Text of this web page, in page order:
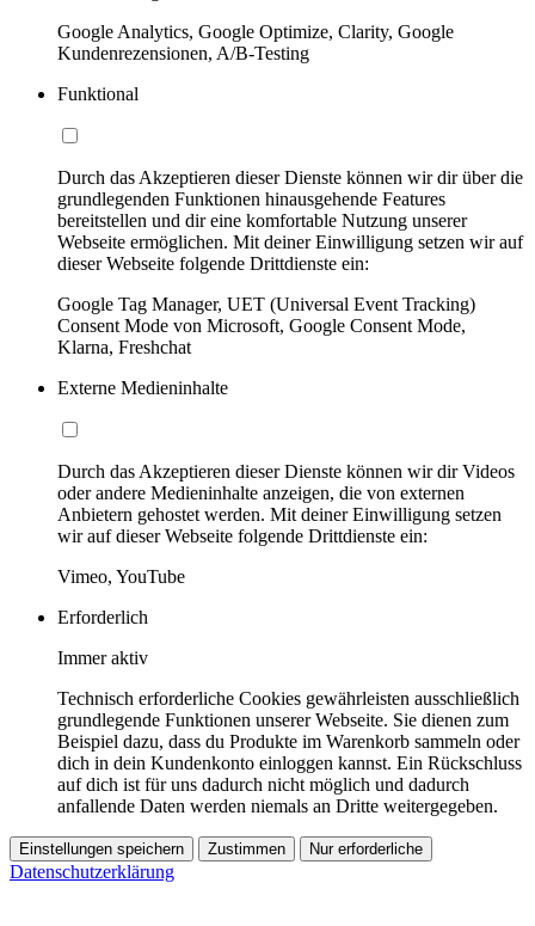
Google Analytics, Google Optimize, Clarity, Google
Kundenrezensionen, A/B-Testing
Funktional
Durch das Akzeptieren dieser Dienste können wir dir über die
grundlegenden Funktionen hinausgehende Features
bereitstellen und dir eine komfortable Nutzung unserer
Webseite ermöglichen. Mit deiner Einwilligung setzen wir auf
dieser Webseite folgende Drittdienste ein:
Google Tag Manager, UET (Universal Event Tracking)
Consent Mode von Microsoft, Google Consent Mode,
Klarna, Freshchat
Externe Medieninhalte
Durch das Akzeptieren dieser Dienste können wir dir Videos
oder andere Medieninhalte anzeigen, die von externen
Anbietern gehostet werden. Mit deiner Einwilligung setzen
wir auf dieser Webseite folgende Drittdienste ein:
Vimeo, YouTube
Erforderlich
Immer aktiv
Technisch erforderliche Cookies gewährleisten ausschließlich
grundlegende Funktionen unserer Webseite. Sie dienen zum
Beispiel dazu, dass du Produkte im Warenkorb sammeln oder
dich in dein Kundenkonto einloggen kannst. Ein Rückschluss
auf dich ist für uns dadurch nicht möglich und dadurch
anfallende Daten werden niemals an Dritte weitergegeben.
Einstellungen speichern Zustimmen Nur erforderliche
Datenschutzerklärung